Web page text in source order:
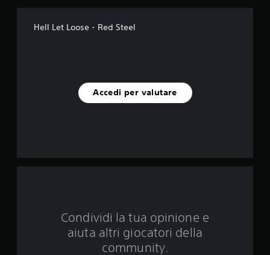
u
Hell Let Loose - Red Steel
Accedi per valutare
Condividi la tua opinione e
aiuta altri giocatori della
community.